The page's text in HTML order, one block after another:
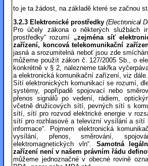
to je ta žádost, na základě které se začnou
3.2.3 Elektronické prostředky (Electronical
Pro účely zákona o některých službách
prostředky“ rozumí „zejména síť
zařízení, koncová telekomunikační
jasná a srozumitelná neboť jsou zde
můžeme použít zákon č. 127/2005 Sb., o
konkrétně v § 2, nalezneme takřka
a elektronická komunikační zařízení, viz dále.
Sítí elektronických komunikací se rozumí,
systémy, popřípadě spojovací nebo
přenos signálů po vedení, rádiem,
včetně družicových sítí, pevných sítí s
sítí, sítí pro rozvod elektrické energie v
sítí pro rozhlasové a televizní vysílání a sítí
informace“.
Pojmem elektronická
vysílání, přenos, směrování,
elektromagnetických vln“.
Samotná
zařízení není v našem právním řádu
můžeme jednoznačné v obecné rovině